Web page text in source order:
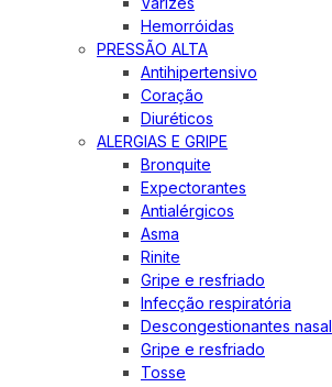
Hemorróidas
PRESSÃO ALTA
Antihipertensivo
Coração
Diuréticos
ALERGIAS E GRIPE
Bronquite
Expectorantes
Antialérgicos
Asma
Rinite
Gripe e resfriado
Infecção respiratória
Descongestionantes nasal
Gripe e resfriado
Tosse